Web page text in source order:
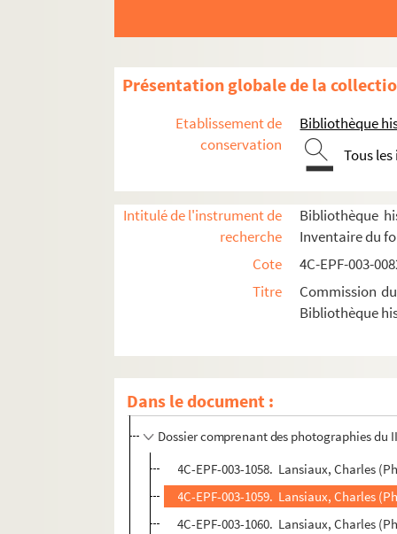
Présentation globale de la
Etablissement de
conservation
Bibliothèque
Tous
Intitulé de l'instrument de
recherche
Bibliothèque
Inventaire du
Cote
4C-EPF-003-
Titre
Commission
Bibliothèque
Dans le document :
Dossier n° 104
Dossier n° 106
Dossier n° 108
Dossier n° 109
Dossier n° 110
Dossier n° 114
Dossier n° 116
Dossier n° 118
Dossier comprenant des photographies du
4C-EPF-003-1058. Lansiaux, Charles
4C-EPF-003-1059. Lansiaux, Charles
4C-EPF-003-1060. Lansiaux, Charles